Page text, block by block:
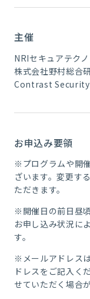
主催
NRIセキュアテク
株式会社野村総合
Contrast Security
お申込み要領
※プログラムや開
ざいます。変更す
ただきます。
※開催日の前日昼
お申し込み状況に
す。
※メールアドレス
ドレスをご記入く
せていただく場合